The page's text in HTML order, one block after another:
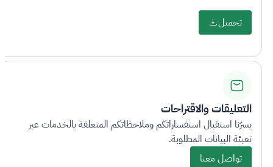
تحميل
التعليقات والاقتراحات
يسرّنا استقبال استفساراتكم وملاحظاتكم المتعلقة بالخدمات عبر
تعبئة البيانات المطلوبة.
تواصل معنا